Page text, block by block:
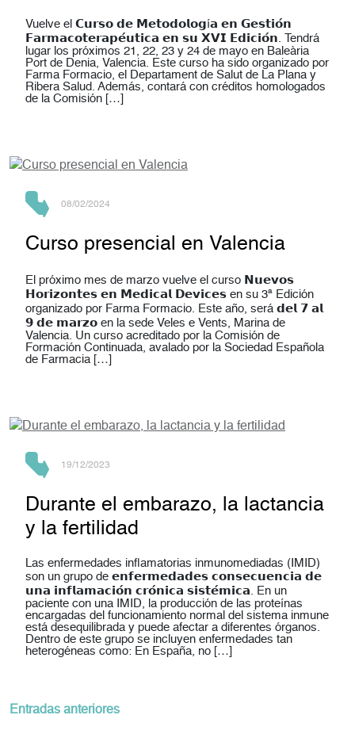
Vuelve el 𝗖𝘂𝗿𝘀𝗼 𝗱𝗲 𝗠𝗲𝘁𝗼𝗱𝗼𝗹𝗼𝗴í𝗮 𝗲𝗻 𝗚𝗲𝘀𝘁𝗶𝗼́𝗻
𝗙𝗮𝗿𝗺𝗮𝗰𝗼𝘁𝗲𝗿𝗮𝗽𝗲́𝘂𝘁𝗶𝗰𝗮 𝗲𝗻 𝘀𝘂 𝗫𝗩𝗜 𝗘𝗱𝗶𝗰𝗶𝗼́𝗻. Tendrá
lugar los próximos 21, 22, 23 y 24 de mayo en Baleària
Port de Denia, Valencia. Este curso ha sido organizado por
Farma Formacio, el Departament de Salut de La Plana y
Ribera Salud. Además, contará con créditos homologados
de la Comisión […]
08/02/2024
Curso presencial en Valencia
El próximo mes de marzo vuelve el curso 𝗡𝘂𝗲𝘃𝗼𝘀
𝗛𝗼𝗿𝗶𝘇𝗼𝗻𝘁𝗲𝘀 𝗲𝗻 𝗠𝗲𝗱𝗶𝗰𝗮𝗹 𝗗𝗲𝘃𝗶𝗰𝗲𝘀 en su 3ª Edición
organizado por Farma Formacio. Este año, será 𝗱𝗲𝗹 𝟳 𝗮𝗹
𝟵 𝗱𝗲 𝗺𝗮𝗿𝘇𝗼 en la sede Veles e Vents, Marina de
Valencia. Un curso acreditado por la Comisión de
Formación Continuada, avalado por la Sociedad Española
de Farmacia […]
19/12/2023
Durante el embarazo, la lactancia
y la fertilidad
Las enfermedades inflamatorias inmunomediadas (IMID)
son un grupo de 𝗲𝗻𝗳𝗲𝗿𝗺𝗲𝗱𝗮𝗱𝗲𝘀 𝗰𝗼𝗻𝘀𝗲𝗰𝘂𝗲𝗻𝗰𝗶𝗮 𝗱𝗲
𝘂𝗻𝗮 𝗶𝗻𝗳𝗹𝗮𝗺𝗮𝗰𝗶𝗼́𝗻 𝗰𝗿𝗼́𝗻𝗶𝗰𝗮 𝘀𝗶𝘀𝘁𝗲́𝗺𝗶𝗰𝗮. En un
paciente con una IMID, la producción de las proteínas
encargadas del funcionamiento normal del sistema inmune
está desequilibrada y puede afectar a diferentes órganos.
Dentro de este grupo se incluyen enfermedades tan
heterogéneas como: En España, no […]
Navegación
Entradas anteriores